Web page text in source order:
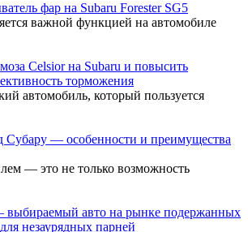
фар на Subaru Forester SG5
важной функцией на автомобиле
Celsior на Subaru и повысить
торможения
автомобиль, который пользуется
— особенности и преимущества
— это не только возможность
выбираемый авто на рынке подержанных
незаурядных парней